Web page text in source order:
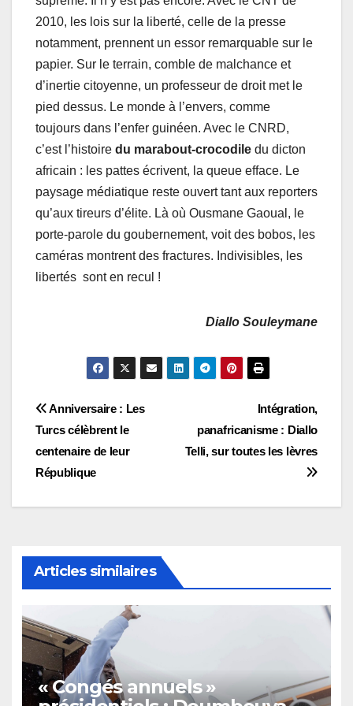
2010, les lois sur la liberté, celle de la presse
notamment, prennent un essor remarquable sur le
papier. Sur le terrain, comble de malchance et
d’inertie citoyenne, un professeur de droit met le
pied dessus. Le monde à l’envers, comme
toujours dans l’enfer guinéen. Avec le CNRD,
c’est l’histoire du marabout-crocodile du dicton
africain : les pattes écrivent, la queue efface. Le
paysage médiatique reste ouvert tant aux reporters
qu’aux tireurs d’élite. Là où Ousmane Gaoual, le
porte-parole du goubernement, voit des bobos, les
caméras montrent des fractures. Indivisibles, les
libertés sont en recul !
Diallo Souleymane
Navigation
de
l’article
Intégration,
panafricanisme : Diallo
Telli, sur toutes les lèvres
Anniversaire : Les
Turcs célèbrent le
centenaire de leur
République
Articles similaires
« Congés annuels »